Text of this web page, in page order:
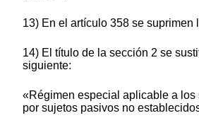
13) En el artículo 358 se suprimen
14) El título de la sección 2 se
siguiente:
«Régimen especial aplicable a los
por sujetos pasivos no